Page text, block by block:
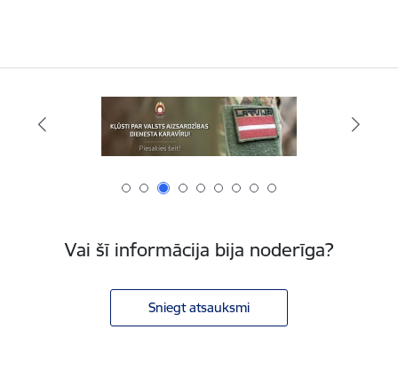
Vai šī informācija bija noderīga?
Sniegt atsauksmi